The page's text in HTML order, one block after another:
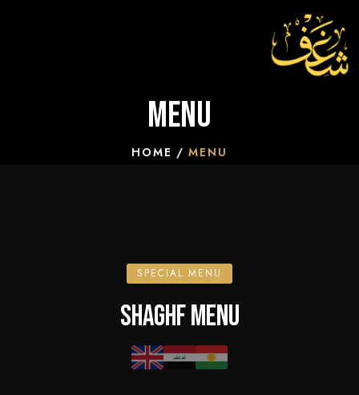
Menu
HOME MENU
SPECIAL MENU
SHAGHF MENU